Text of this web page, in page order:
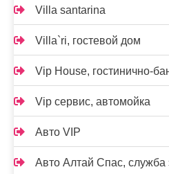
Villa santarina
Villa`ri, гостевой дом
Vip House, гостинично-
Vip сервис, автомойка
Авто VIP
Авто Алтай Спас, служба